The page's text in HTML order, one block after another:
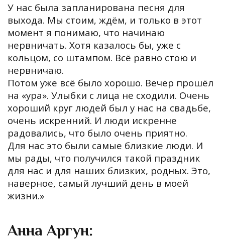
У нас была запланирована песня для
выхода. Мы стоим, ждём, и только в этот
момент я понимаю, что начинаю
нервничать. Хотя казалось бы, уже с
кольцом, со штампом. Всё равно стою и
нервничаю.
Потом уже всё было хорошо. Вечер прошёл
на «ура». Улыбки с лица не сходили. Очень
хороший круг людей был у нас на свадьбе,
очень искренний. И люди искренне
радовались, что было очень приятно.
Для нас это были самые близкие люди. И
мы рады, что получился такой праздник
для нас и для наших близких, родных. Это,
наверное, самый лучший день в моей
жизни.»
Анна Аргун: